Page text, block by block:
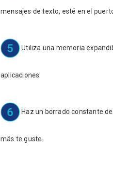
mensajes de texto, esté en el
Utiliza una memoria
aplicaciones.
Haz un borrado constante
más te guste.